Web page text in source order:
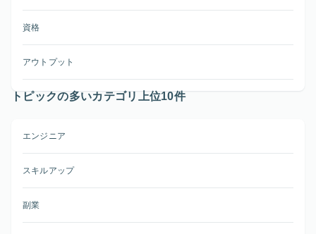
資格
アウトプット
トピックの多いカテゴリ上位10件
エンジニア
スキルアップ
副業